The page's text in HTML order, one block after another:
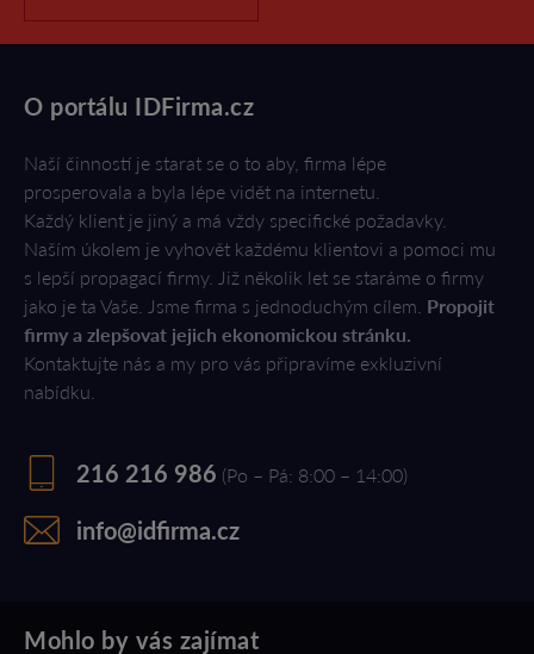
O portálu IDFirma.cz
Naší činností je starat se o to aby, firma lépe
prosperovala a byla lépe vidět na internetu.
Každý klient je jiný a má vždy specifické požadavky.
Naším úkolem je vyhovět každému klientovi a pomoci mu
s lepší propagací firmy. Již několik let se staráme o firmy
jako je ta Vaše. Jsme firma s jednoduchým cílem. Propojit
firmy a zlepšovat jejich ekonomickou stránku.
Kontaktujte nás a my pro vás připravíme exkluzivní
nabídku.
216 216 986 (Po – Pá: 8:00 – 14:00)
info@idfirma.cz
Mohlo by vás zajímat